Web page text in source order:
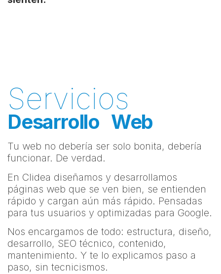
Servicios
Desarrollo Web
Tu web no debería ser solo bonita, debería
funcionar. De verdad.
En Clidea diseñamos y desarrollamos
páginas web que se ven bien, se entienden
rápido y cargan aún más rápido. Pensadas
para tus usuarios y optimizadas para Google.
Nos encargamos de todo: estructura, diseño,
desarrollo, SEO técnico, contenido,
mantenimiento. Y te lo explicamos paso a
paso, sin tecnicismos.